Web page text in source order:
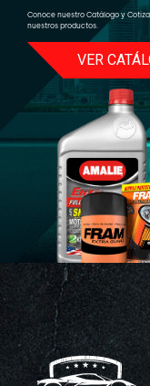
Conoce nuestro Catálogo y Cotiza
nuestros productos.
VER